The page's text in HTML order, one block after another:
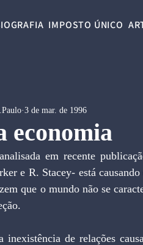
IMPOSTO ÚNICO
economia
3 de mar. de 1996
e R. Stacey- está
que o mundo não se